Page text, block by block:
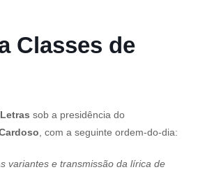
Classes de
sob a presidência do
, com a seguinte ordem-do-dia:
variantes e transmissão da lírica de